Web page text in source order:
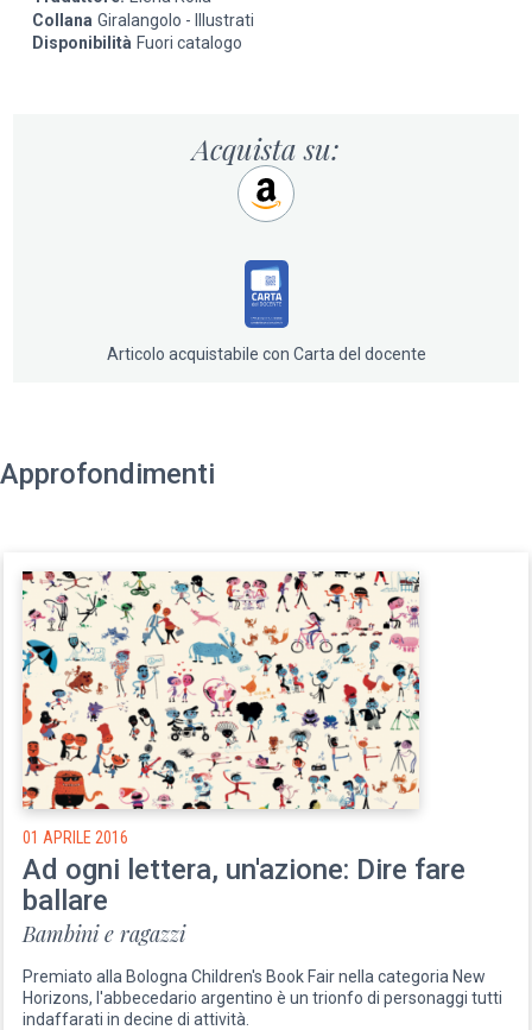
Collana Giralangolo - Illustrati
Disponibilità Fuori catalogo
Acquista su:
Articolo acquistabile con Carta del docente
Approfondimenti
01 APRILE 2016
Ad ogni lettera, un'azione: Dire fare
ballare
Bambini e ragazzi
Premiato alla Bologna Children's Book Fair nella categoria New
Horizons, l'abbecedario argentino è un trionfo di personaggi tutti
indaffarati in decine di attività.